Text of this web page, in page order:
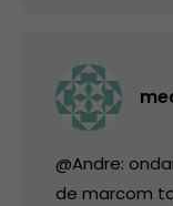
@Andre:
de marcom